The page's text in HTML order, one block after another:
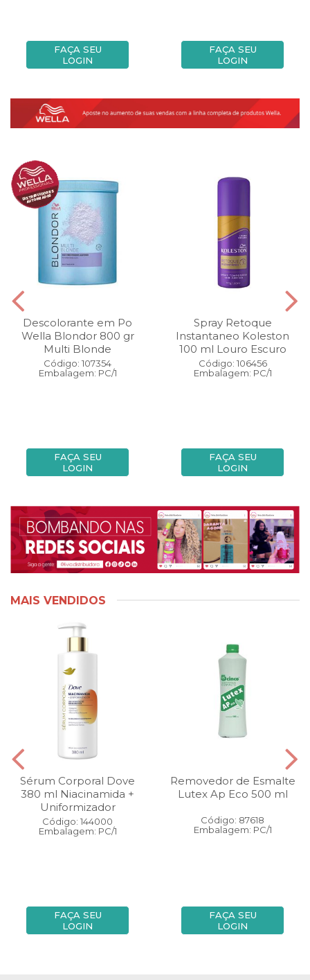
FAÇA SEU
LOGIN
FAÇA SEU
LOGIN
Descolorante em Po
Wella Blondor 800 gr
Multi Blonde
Código: 107354
Embalagem: PC/1
FAÇA SEU
LOGIN
Spray Retoque
Instantaneo Koleston
100 ml Louro Escuro
Código: 106456
Embalagem: PC/1
FAÇA SEU
LOGIN
MAIS VENDIDOS
Sérum Corporal Dove
380 ml Niacinamida +
Uniformizador
Código: 144000
Embalagem: PC/1
FAÇA SEU
LOGIN
Removedor de Esmalte
Lutex Ap Eco 500 ml
Código: 87618
Embalagem: PC/1
FAÇA SEU
LOGIN